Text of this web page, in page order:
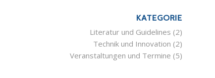
KATEGORIE
Literatur und Guidelines (2)
Technik und Innovation (2)
Veranstaltungen und Termine (5)